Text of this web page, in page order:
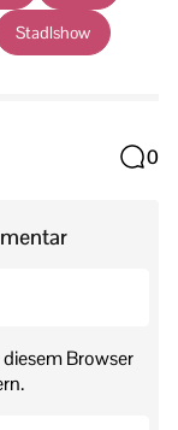
Stadlshow
0
Browser